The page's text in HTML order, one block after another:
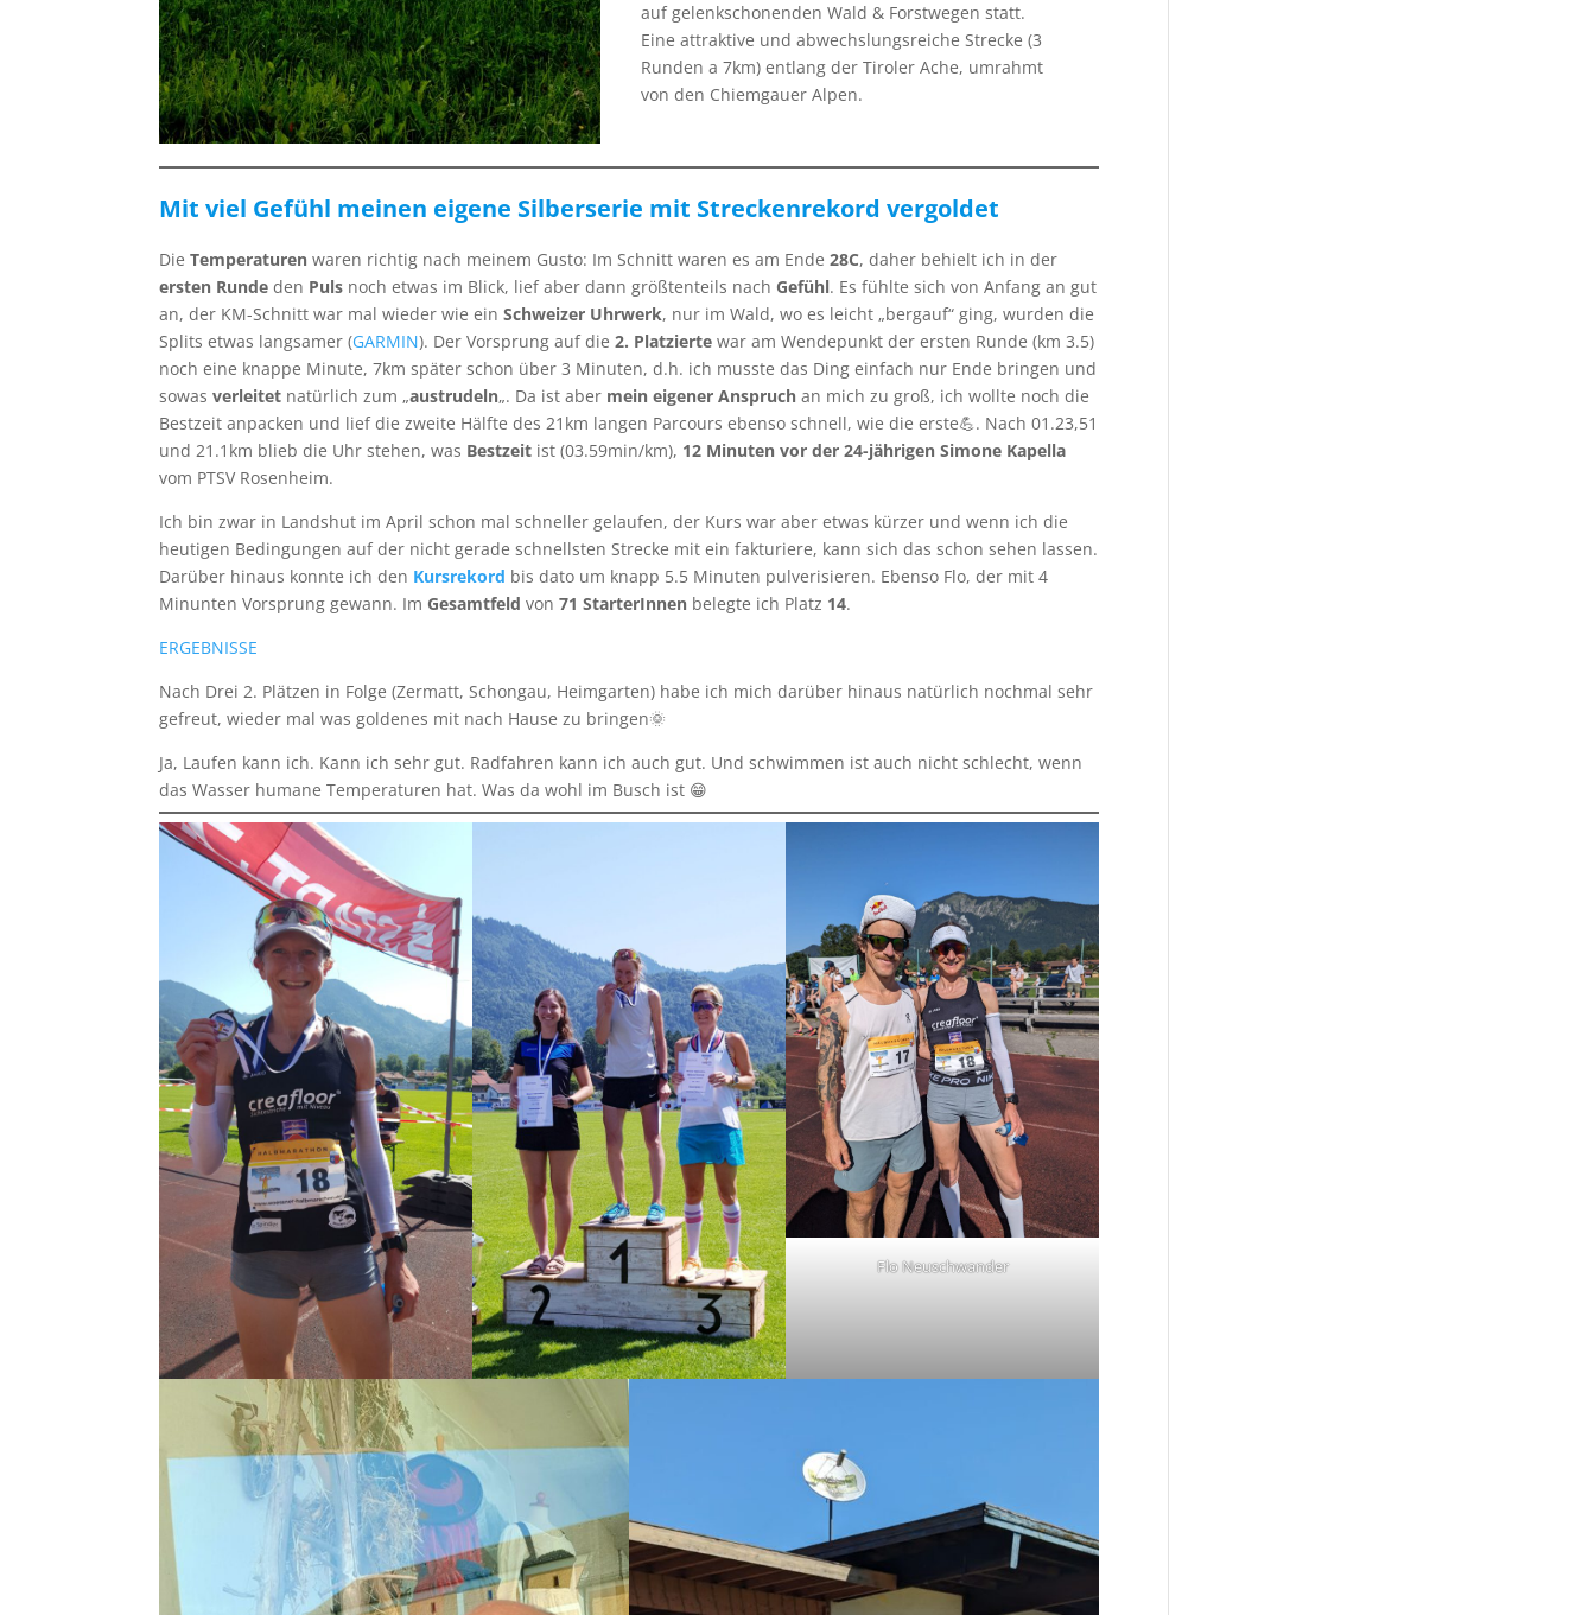
auf gelenkschonenden Wald & Forstwegen statt.
Eine attraktive und abwechslungsreiche Strecke (3
Runden a 7km) entlang der Tiroler Ache, umrahmt
von den Chiemgauer Alpen.
Mit viel Gefühl meinen eigene Silberserie mit Streckenrekord vergoldet
DieTemperaturenwaren richtig nach meinem Gusto: Im Schnitt waren es am Ende28C, daher behielt ich in der
ersten Runde den Puls noch etwas im Blick, lief aber dann größtenteils nach Gefühl. Es fühlte sich von Anfang an gut
an, der KM-Schnitt war mal wieder wie einSchweizer Uhrwerk, nur im Wald, wo es leicht „bergauf“ ging, wurden die
Splits etwas langsamer (GARMIN). Der Vorsprung auf die2. Platzierte war am Wendepunkt der ersten Runde (km 3.5)
noch eine knappe Minute, 7km später schon über 3 Minuten, d.h. ich musste das Ding einfach nur Ende bringen und
sowasverleitet natürlich zum „austrudeln„. Da ist aber mein eigener Anspruch an mich zu groß, ich wollte noch die
Bestzeit anpacken und lief die zweite Hälfte des 21km langen Parcours ebenso schnell, wie die erste💪. Nach 01.23,51
und 21.1km blieb die Uhr stehen, was Bestzeit ist (03.59min/km), 12 Minuten vor der 24-jährigen Simone Kapella
vom PTSV Rosenheim.
Ich bin zwar in Landshut im April schon mal schneller gelaufen, der Kurs war aber etwas kürzer und wenn ich die
heutigen Bedingungen auf der nicht gerade schnellsten Strecke mit ein fakturiere, kann sich das schon sehen lassen.
Darüber hinaus konnte ich den Kursrekord bis dato um knapp 5.5 Minuten pulverisieren. Ebenso Flo, der mit 4
Minunten Vorsprung gewann. Im Gesamtfeldvon71 StarterInnen belegte ich Platz 14.
ERGEBNISSE
Nach Drei 2. Plätzen in Folge (Zermatt, Schongau, Heimgarten) habe ich mich darüber hinaus natürlich nochmal sehr
gefreut, wieder mal was goldenes mit nach Hause zu bringen🌞
Ja, Laufen kann ich. Kann ich sehr gut. Radfahren kann ich auch gut. Und schwimmen ist auch nicht schlecht, wenn
das Wasser humane Temperaturen hat. Was da wohl im Busch ist 😁
Flo Neuschwander